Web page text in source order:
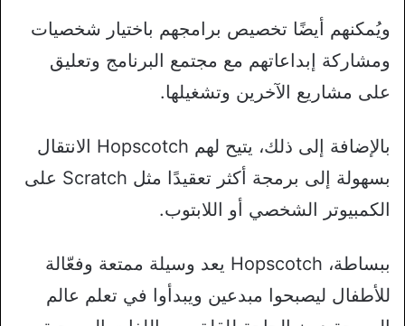
ويُمكنهم أيضًا تخصيص برامجهم باختيار شخصيات
ومشاركة إبداعاتهم مع مجتمع البرنامج وتعليق
على مشاريع الآخرين وتشغيلها.
بالإضافة إلى ذلك، يتيح لهم Hopscotch الانتقال
بسهولة إلى برمجة أكثر تعقيدًا مثل Scratch على
الكمبيوتر الشخصي أو اللابتوب.
ببساطة، Hopscotch يعد وسيلة ممتعة وفعّالة
للأطفال ليصبحوا مبدعين ويبدأوا في تعلم عالم